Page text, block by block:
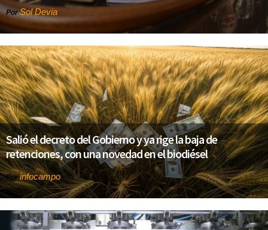
PorSol Devia
Salió el decreto del Gobierno y ya rige la baja de
retenciones, con una novedad en el biodiésel
Porinfocampo